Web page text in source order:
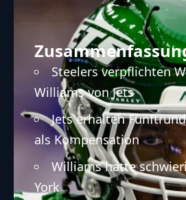
Steelers verpflichten
Williams von Jets
Jets erhalten
als Kompensation
Williams hatte
York